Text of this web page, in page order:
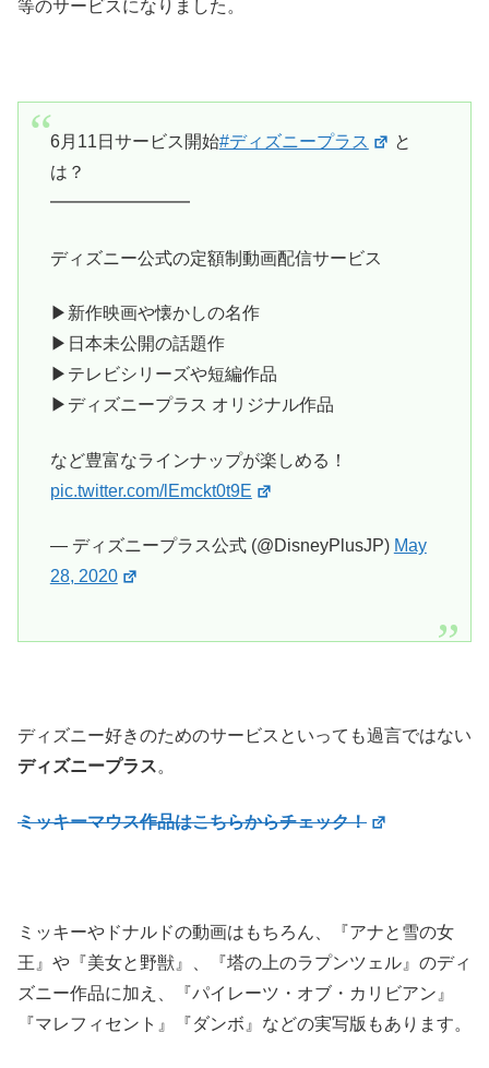
等のサービスになりました。
6月11日サービス開始#ディズニープラス
と
は？
━━━━━━━━
ディズニー公式の定額制動画配信サービス
▶新作映画や懐かしの名作
▶日本未公開の話題作
▶テレビシリーズや短編作品
▶ディズニープラス オリジナル作品
など豊富なラインナップが楽しめる！
pic.twitter.com/lEmckt0t9E
— ディズニープラス公式 (@DisneyPlusJP) May
28, 2020
ディズニー好きのためのサービスといっても過言ではない
ディズニープラス。
ミッキーマウス作品はこちらからチェック！
ミッキーやドナルドの動画はもちろん、『アナと雪の女
王』や『美女と野獣』、『塔の上のラプンツェル』のディ
ズニー作品に加え、『パイレーツ・オブ・カリビアン』
『マレフィセント』『ダンボ』などの実写版もあります。